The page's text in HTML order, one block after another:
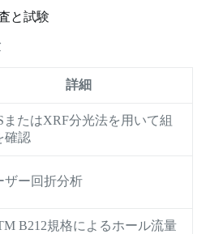
と試験
詳細
またはXRF分光法を用いて組
確認
ザー回折分析
B212規格によるホール流量